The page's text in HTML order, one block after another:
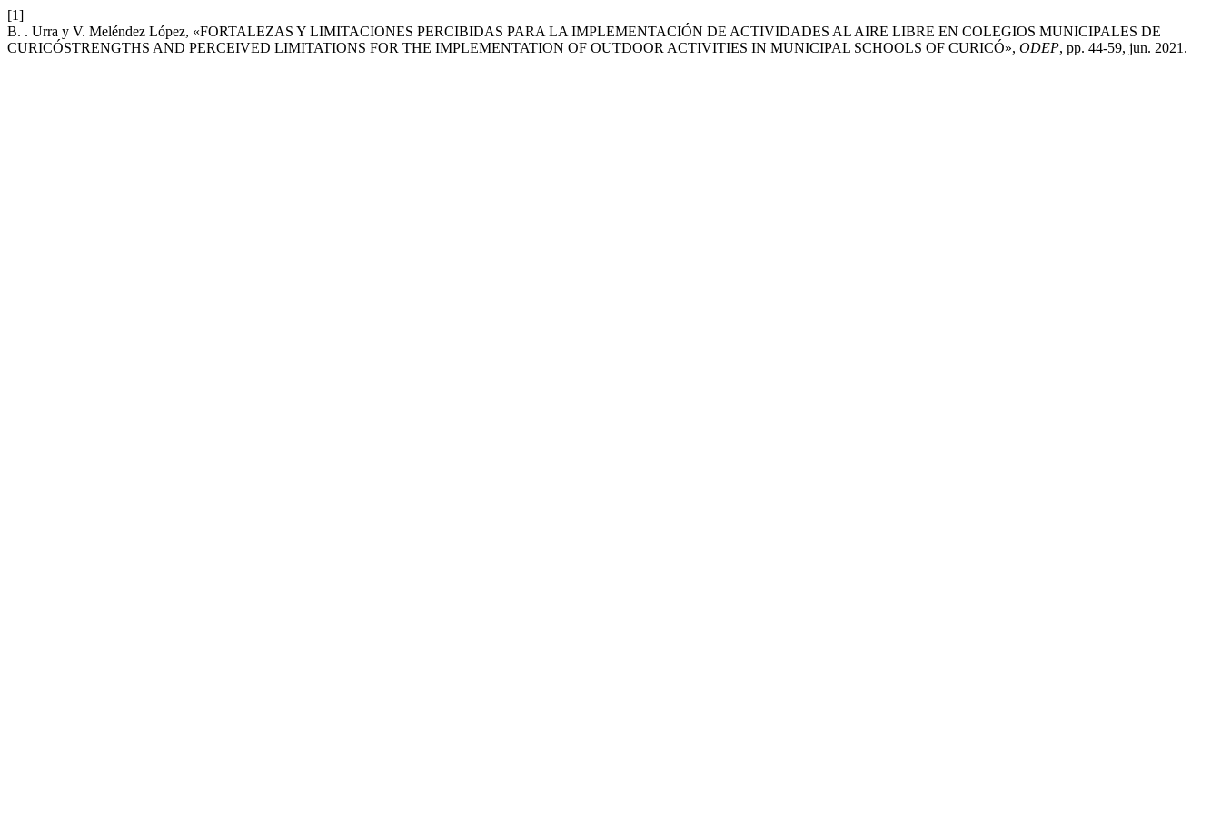
[1]
B. . Urra y V. Meléndez López, «FORTALEZAS Y LIMITACIONES PERCIBIDAS PARA LA IMPLEMENTACIÓN DE ACTIVIDADES AL AIRE LIBRE EN COLEGIOS MUNICIPALES DE
CURICÓSTRENGTHS AND PERCEIVED LIMITATIONS FOR THE IMPLEMENTATION OF OUTDOOR ACTIVITIES IN MUNICIPAL SCHOOLS OF CURICÓ», ODEP, pp. 44-59, jun. 2021.